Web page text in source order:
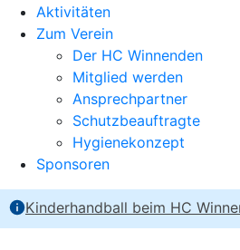
Aktivitäten
Zum Verein
Der HC Winnenden
Mitglied werden
Ansprechpartner
Schutzbeauftragte
Hygienekonzept
Sponsoren
Kinderhandball beim HC